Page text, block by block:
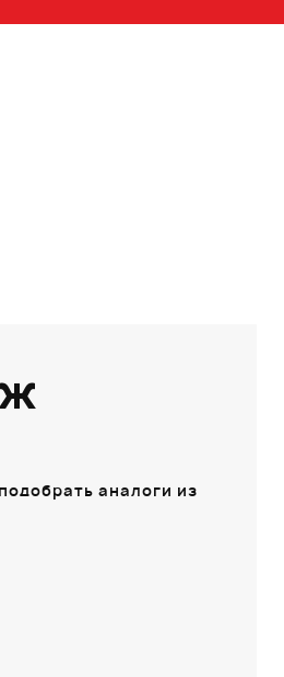
аналоги из